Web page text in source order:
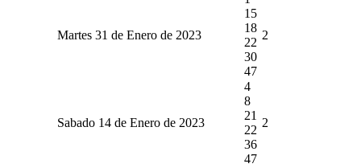
Martes 31 de Enero de 2023
15
18
22
30
47
2
Sabado 14 de Enero de 2023
4
8
21
22
36
47
2